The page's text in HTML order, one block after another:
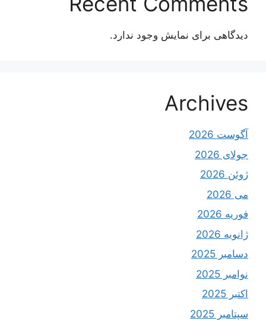
دیدگاهی برای نمایش وجود ندارد.
Archives
آگوست 2026
جولای 2026
ژوئن 2026
می 2026
فوریه 2026
ژانویه 2026
دسامبر 2025
نوامبر 2025
اکتبر 2025
سپتامبر 2025